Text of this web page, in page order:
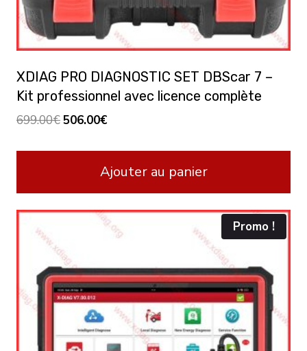
XDIAG PRO DIAGNOSTIC SET DBScar 7 –
Kit professionnel avec licence complète
699.00€Le
699.00€.
506.00€Le
est :
506.00€.
Ajouter au panier
Promo !